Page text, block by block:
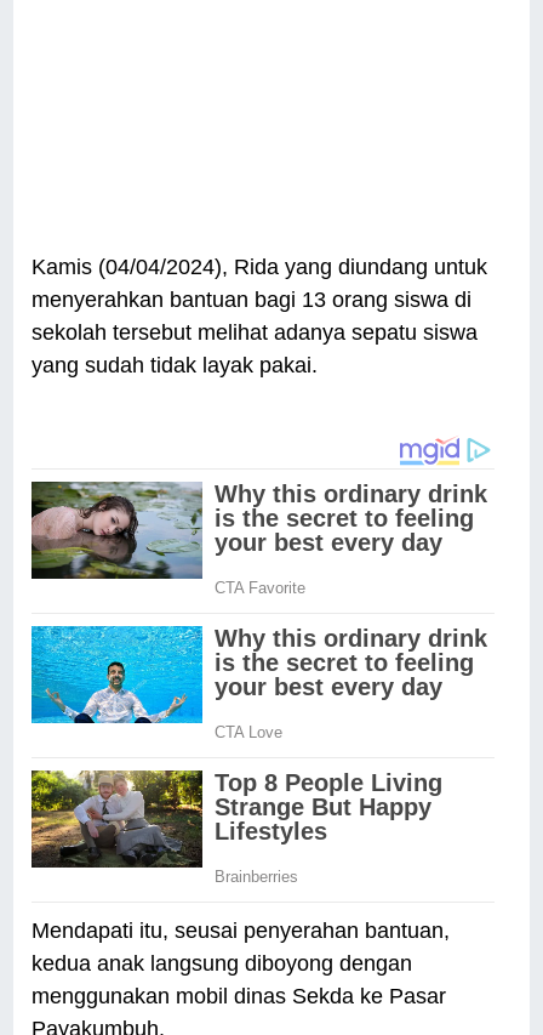
Kamis (04/04/2024), Rida yang diundang untuk
menyerahkan bantuan bagi 13 orang siswa di
sekolah tersebut melihat adanya sepatu siswa
yang sudah tidak layak pakai.
Mendapati itu, seusai penyerahan bantuan,
kedua anak langsung diboyong dengan
menggunakan mobil dinas Sekda ke Pasar
Payakumbuh.